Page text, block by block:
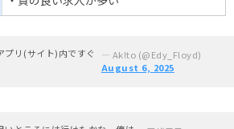
プリ(サイト)内ですぐ
— Ak!to (@Edy_Floyd)
August 6, 2025